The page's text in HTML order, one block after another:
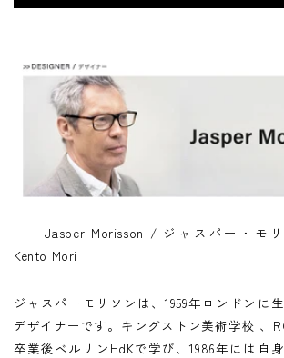
Jasper Morisson / ジャスパー・モ
Kento Mori
ジャスパーモリソンは、1959年ロンドンに
デザイナーです。キングストン美術学校 、
卒業後ベルリンHdKで学び、1986年には自